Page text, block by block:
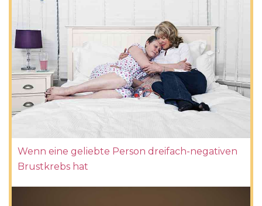
Wenn eine geliebte Person dreifach-negativen
Brustkrebs hat